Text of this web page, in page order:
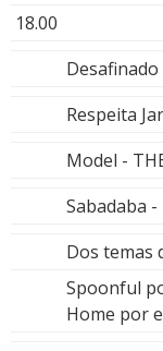
18.00
Desafinado
Respeita
Model -
Sabadaba -
Dos temas
Spoonful
Home por